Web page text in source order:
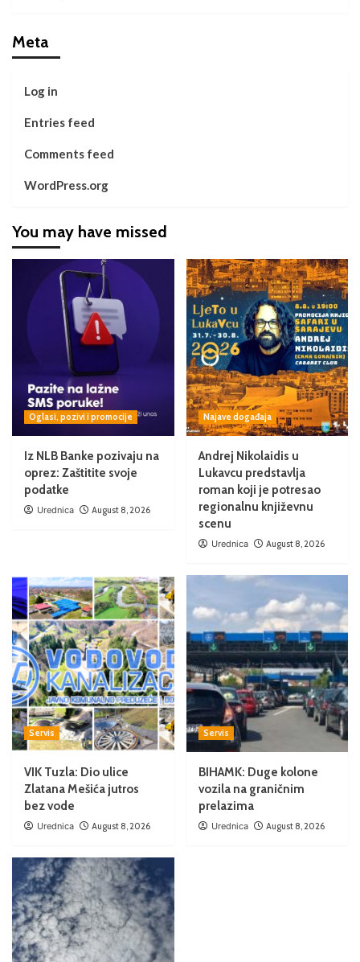
Meta
Log in
Entries feed
Comments feed
WordPress.org
You may have missed
Oglasi, pozivi i promocije
Iz NLB Banke pozivaju na
oprez: Zaštitite svoje
podatke
Urednica August 8, 2026
Najave događaja
Andrej Nikolaidis u
Lukavcu predstavlja
roman koji je potresao
regionalnu književnu
scenu
Urednica August 8, 2026
Servis
VIK Tuzla: Dio ulice
Zlatana Mešića jutros
bez vode
Urednica August 8, 2026
Servis
BIHAMK: Duge kolone
vozila na graničnim
prelazima
Urednica August 8, 2026